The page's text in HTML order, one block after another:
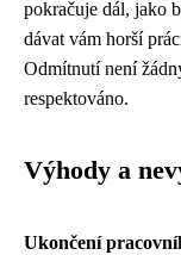
pokračuje dál, jako
dávat vám horší
Odmítnutí není
respektováno.
Výhody a
Ukončení